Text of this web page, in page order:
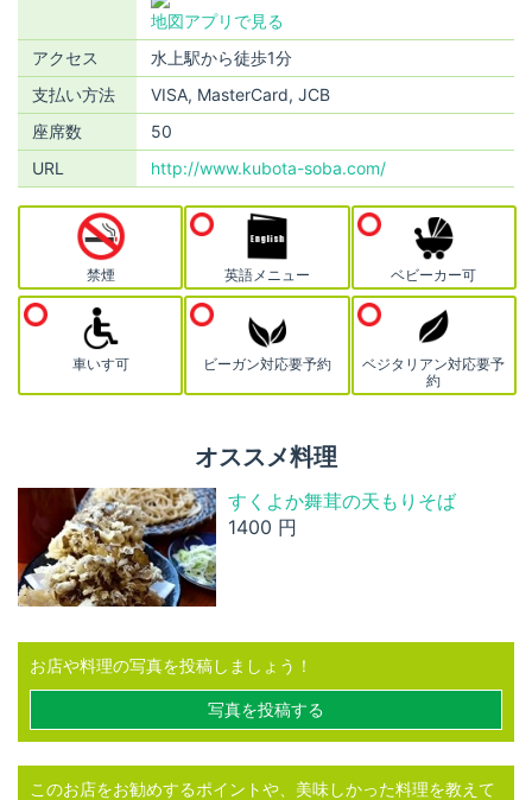
地図アプリで見る
アクセス
水上駅から徒歩1分
支払い方法
VISA, MasterCard, JCB
座席数
50
URL
http://www.kubota-soba.com/
禁煙 英語メニュー ベビーカー可
車いす可 ビーガン対応要予約
ベジタリアン対応要予
約
オススメ料理
すくよか舞茸の天もりそば
1400 円
お店や料理の写真を投稿しましょう！
写真を投稿する
このお店をお勧めするポイントや、美味しかった料理を教えて